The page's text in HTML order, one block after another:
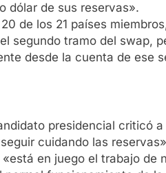
dólar de sus reservas».
de los 21 países
segundo tramo del swap,
desde la cuenta de ese
presidencial criticó
cuidando las
en juego el trabajo de